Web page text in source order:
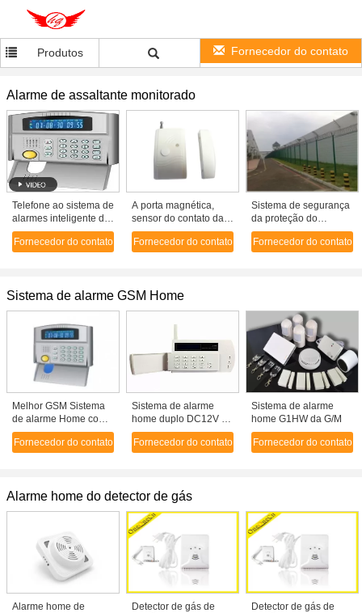
Produtos Fornecedor do contato
Alarme de assaltante monitorado
Telefone ao sistema de
alarmes inteligente do
assaltante da
monitoração de
Fornecedor do contato
A porta magnética,
sensor do contato da
janela para G/M/PSTN
monitorou o sistema
Fornecedor do contato
Sistema de segurança
da proteção do
perímetro/alarme de
assaltante inteligentes
Fornecedor do contato
Sistema de alarme GSM Home
Melhor GSM Sistema
de alarme Home com
a cor do LCD CX-
G50B
Fornecedor do contato
Sistema de alarme
home duplo DC12V do
PSTN e da G/M da
rede 300mA,
Fornecedor do contato
Sistema de alarme
home G1HW da G/M
Fornecedor do contato
Alarme home do detector de gás
Alarme home de
Detector de gás de
Detector de gás de